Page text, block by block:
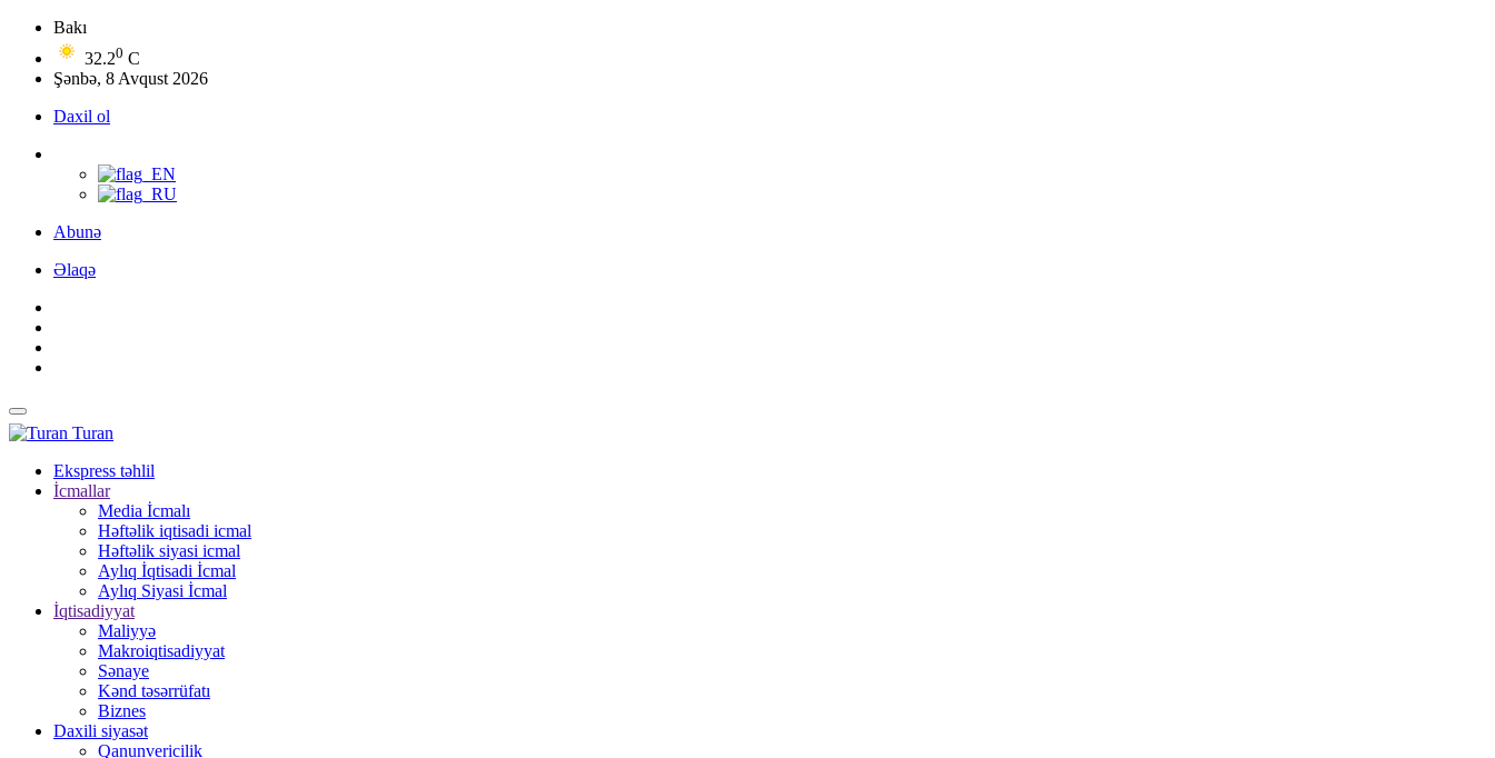
Bakı
32.20 C
Şənbə, 8 Avqust 2026
Daxil ol
Abunə
Əlaqə
Turan
Ekspress təhlil
İcmallar
Media İcmalı
Həftəlik iqtisadi icmal
Həftəlik siyasi icmal
Aylıq İqtisadi İcmal
Aylıq Siyasi İcmal
İqtisadiyyat
Maliyyə
Makroiqtisadiyyat
Sənaye
Kənd təsərrüfatı
Biznes
Daxili siyasət
Qanunvericilik